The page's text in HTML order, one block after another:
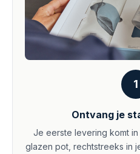
1
Ontvang je
Je eerste levering komt
glazen pot, rechtstreeks in